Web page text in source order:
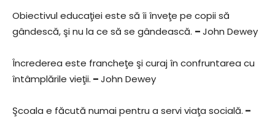
Obiectivul educaţiei este să îi înveţe pe copii să
gândescă, şi nu la ce să se gândească. –John Dewey
Încrederea este francheţe şi curaj în confruntarea cu
întâmplările vieţii. –John Dewey
Şcoala e făcută numai pentru a servi viaţa socială. –